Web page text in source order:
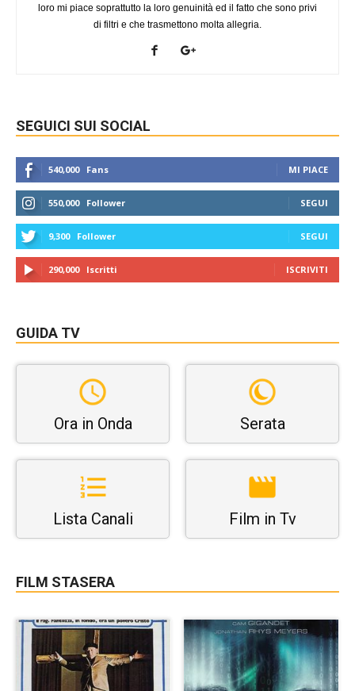
loro mi piace soprattutto la loro genuinità ed il fatto che sono privi
di filtri e che trasmettono molta allegria.
SEGUICI SUI SOCIAL
540,000 Fans MI PIACE
550,000 Follower SEGUI
9,300 Follower SEGUI
290,000 Iscritti ISCRIVITI
GUIDA TV
Ora in Onda Serata
Lista Canali Film in Tv
FILM STASERA